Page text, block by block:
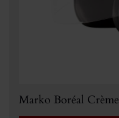
Marko Boréal Crème